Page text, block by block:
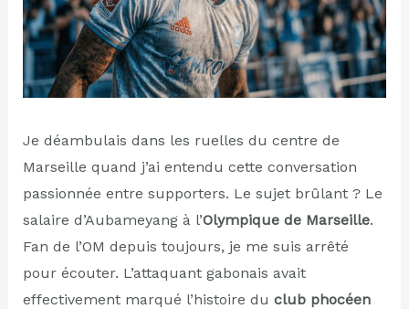
Je déambulais dans les ruelles du centre de
Marseille quand j’ai entendu cette conversation
passionnée entre supporters. Le sujet brûlant ? Le
salaire d’Aubameyang à l’Olympique de Marseille.
Fan de l’OM depuis toujours, je me suis arrêté
pour écouter. L’attaquant gabonais avait
effectivement marqué l’histoire du club phocéen